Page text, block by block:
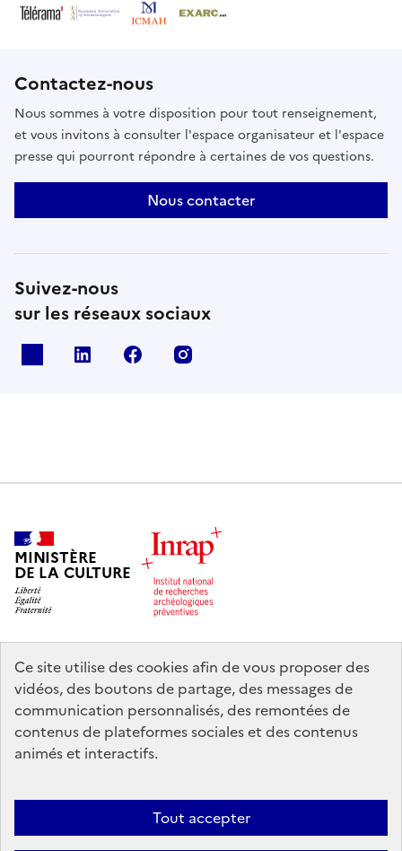
Ce site utilise des cookies afin de vous proposer des
vidéos, des boutons de partage, des messages de
communication personnalisés, des remontées de
contenus de plateformes sociales et des contenus
animés et interactifs.
Tout accepter
Contactez-nous
Nous sommes à votre disposition pour tout renseignement,
et vous invitons à consulter l'espace organisateur et l'espace
presse qui pourront répondre à certaines de vos questions.
Nous contacter
Suivez-nous
sur les réseaux sociaux
Linkedin Facebook
MINISTÈRE
DE LA CULTURE
legifrance.gouv.fr
info.gouv.fr
service-public.gouv.fr
data.gouv.fr
Nous contacter Mentions légales
Accessibilité : partiellement
Politique d’utilisation des témoins de connexion (cookies)